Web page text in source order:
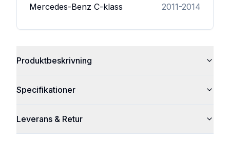
Mercedes-Benz C-klass 2011-2014
Produktbeskrivning
Specifikationer
Leverans & Retur